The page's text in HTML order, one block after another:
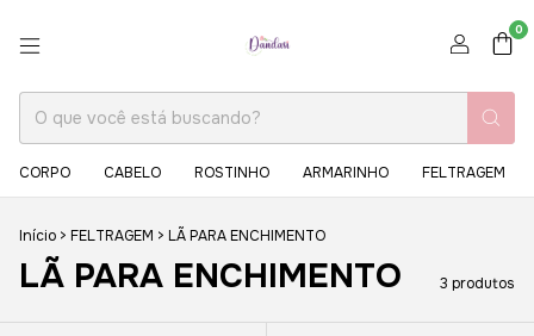
0
CORPO CABELO ROSTINHO ARMARINHO FELTRAGEM
Início > FELTRAGEM > LÃ PARA ENCHIMENTO
LÃ PARA ENCHIMENTO 3 produtos